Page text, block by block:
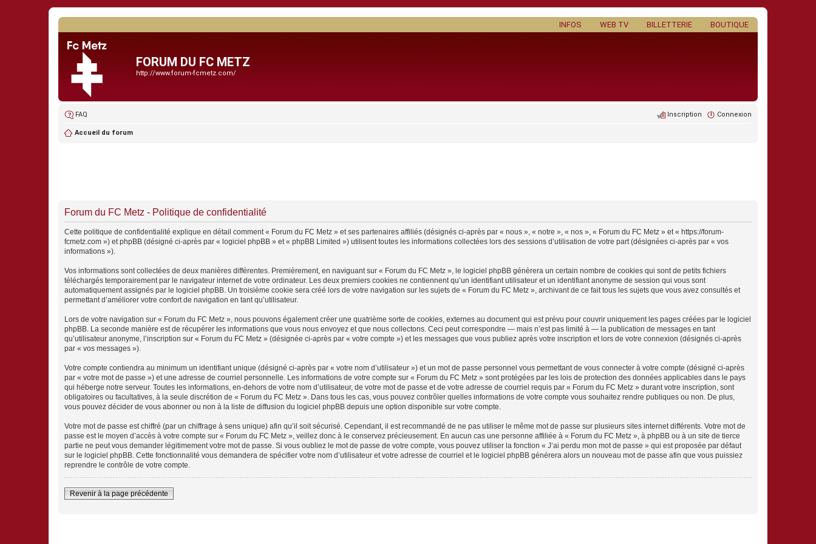
BOUTIQUE
BILLETTERIE
WEB TV
INFOS
FORUM DU FC METZ
http://www.forum-fcmetz.com/
FAQ Connexion
Inscription
Accueil du forum
Forum du FC Metz - Politique de confidentialité
Cette politique de confidentialité explique en détail comment « Forum du FC Metz » et ses partenaires affiliés (désignés ci-après par « nous », « notre », « nos », « Forum du FC Metz » et « https://forum-
fcmetz.com ») et phpBB (désigné ci-après par « logiciel phpBB » et « phpBB Limited ») utilisent toutes les informations collectées lors des sessions d’utilisation de votre part (désignées ci-après par « vos
informations »).
Vos informations sont collectées de deux manières différentes. Premièrement, en naviguant sur « Forum du FC Metz », le logiciel phpBB génèrera un certain nombre de cookies qui sont de petits fichiers
téléchargés temporairement par le navigateur internet de votre ordinateur. Les deux premiers cookies ne contiennent qu’un identifiant utilisateur et un identifiant anonyme de session qui vous sont
automatiquement assignés par le logiciel phpBB. Un troisième cookie sera créé lors de votre navigation sur les sujets de « Forum du FC Metz », archivant de ce fait tous les sujets que vous avez consultés et
permettant d’améliorer votre confort de navigation en tant qu’utilisateur.
Lors de votre navigation sur « Forum du FC Metz », nous pouvons également créer une quatrième sorte de cookies, externes au document qui est prévu pour couvrir uniquement les pages créées par le logiciel
phpBB. La seconde manière est de récupérer les informations que vous nous envoyez et que nous collectons. Ceci peut correspondre — mais n’est pas limité à — la publication de messages en tant
qu’utilisateur anonyme, l’inscription sur « Forum du FC Metz » (désignée ci-après par « votre compte ») et les messages que vous publiez après votre inscription et lors de votre connexion (désignés ci-après
par « vos messages »).
Votre compte contiendra au minimum un identifiant unique (désigné ci-après par « votre nom d’utilisateur ») et un mot de passe personnel vous permettant de vous connecter à votre compte (désigné ci-après
par « votre mot de passe ») et une adresse de courriel personnelle. Les informations de votre compte sur « Forum du FC Metz » sont protégées par les lois de protection des données applicables dans le pays
qui héberge notre serveur. Toutes les informations, en-dehors de votre nom d’utilisateur, de votre mot de passe et de votre adresse de courriel requis par « Forum du FC Metz » durant votre inscription, sont
obligatoires ou facultatives, à la seule discrétion de « Forum du FC Metz ». Dans tous les cas, vous pouvez contrôler quelles informations de votre compte vous souhaitez rendre publiques ou non. De plus,
vous pouvez décider de vous abonner ou non à la liste de diffusion du logiciel phpBB depuis une option disponible sur votre compte.
Votre mot de passe est chiffré (par un chiffrage à sens unique) afin qu’il soit sécurisé. Cependant, il est recommandé de ne pas utiliser le même mot de passe sur plusieurs sites internet différents. Votre mot de
passe est le moyen d’accès à votre compte sur « Forum du FC Metz », veillez donc à le conservez précieusement. En aucun cas une personne affiliée à « Forum du FC Metz », à phpBB ou à un site de tierce
partie ne peut vous demander légitimement votre mot de passe. Si vous oubliez le mot de passe de votre compte, vous pouvez utiliser la fonction « J’ai perdu mon mot de passe » qui est proposée par défaut
sur le logiciel phpBB. Cette fonctionnalité vous demandera de spécifier votre nom d’utilisateur et votre adresse de courriel et le logiciel phpBB générera alors un nouveau mot de passe afin que vous puissiez
reprendre le contrôle de votre compte.
Revenir à la page précédente